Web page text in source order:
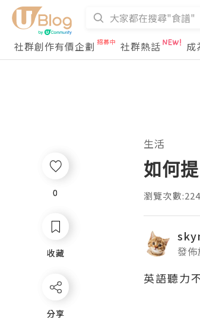
社群創作有價企劃
社群熱話
0
收藏
分享
生活
如何
瀏覽次數:224
發
英語聽力
0
收藏
分享